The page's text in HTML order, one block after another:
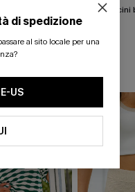
di spedizione
al sito locale per una
US